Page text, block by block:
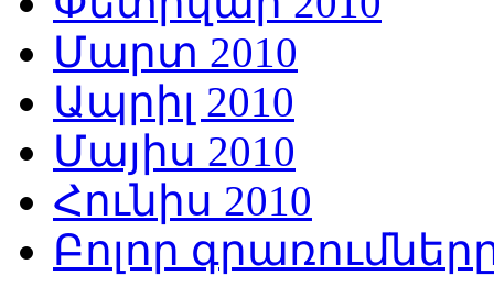
Մարտ 2010
Ապրիլ 2010
Մայիս 2010
Հունիս 2010
Բոլոր